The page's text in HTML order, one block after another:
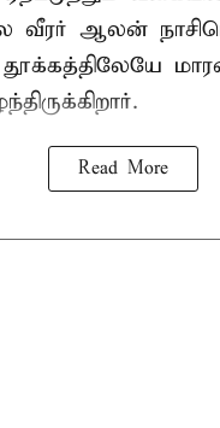
வீரர் ஆலன்
Read More